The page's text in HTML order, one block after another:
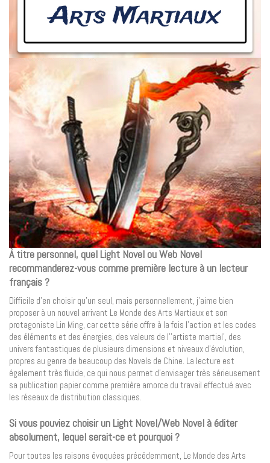
À titre personnel, quel Light Novel ou Web Novel
recommanderez-vous comme première lecture à un lecteur
français ?
Difficile d’en choisir qu’un seul, mais personnellement, j’aime bien
proposer à un nouvel arrivant Le Monde des Arts Martiaux et son
protagoniste Lin Ming, car cette série offre à la fois l’action et les codes
des éléments et des énergies, des valeurs de l’’artiste martial’, des
univers fantastiques de plusieurs dimensions et niveaux d’évolution,
propres au genre de beaucoup des Novels de Chine. La lecture est
également très fluide, ce qui nous permet d’envisager très sérieusement
sa publication papier comme première amorce du travail effectué avec
les réseaux de distribution classiques.
Si vous pouviez choisir un Light Novel/Web Novel à éditer
absolument, lequel serait-ce et pourquoi ?
Pour toutes les raisons évoquées précédemment, Le Monde des Arts